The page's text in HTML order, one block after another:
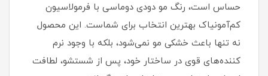
حساس است، رنگ مو دودی دوماسی با فرمولاسیون
کم‌آمونیاک بهترین انتخاب برای شماست. این محصول
نه تنها باعث خشکی مو نمی‌شود، بلکه با وجود نرم
کننده‌های قوی در ساختار خود، پس از شستشو، لطافت